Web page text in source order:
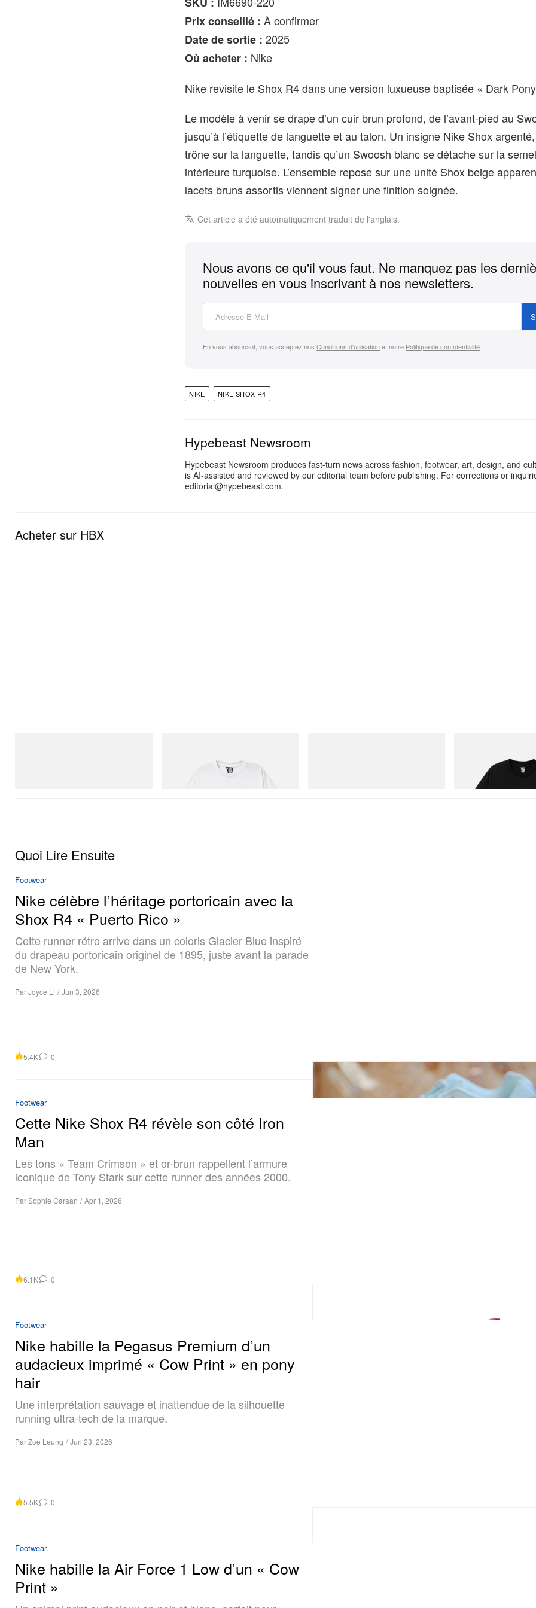
Prix conseillé : À confirmer
Date de sortie : 2025
Où acheter : Nike
Nike revisite le Shox R4 dans une version luxueuse baptisée « Dark
Le modèle à venir se drape d’un cuir brun profond, de l’avant-pied au
jusqu’à l’étiquette de languette et au talon. Un insigne Nike Shox
trône sur la languette, tandis qu’un Swoosh blanc se détache sur la
intérieure turquoise. L’ensemble repose sur une unité Shox beige
lacets bruns assortis viennent signer une finition soignée.
Cet article a été automatiquement traduit de l'anglais.
Nous avons ce qu'il vous faut. Ne manquez pas les
nouvelles en vous inscrivant à nos newsletters.
En vous abonnant, vous acceptez nosConditions d'utilisationet notre Politique de confidentialité
NIKE NIKE SHOX R4
Hypebeast Newsroom
Hypebeast Newsroom produces fast-turn news across fashion, footwear, art, design, and
is AI-assisted and reviewed by our editorial team before publishing. For corrections or
editorial@hypebeast.com.
Acheter sur HBX
Billionaire Boys Club X
Acheter maintenant
Quoi Lire Ensuite
Footwear
Nike célèbre l’héritage portoricain avec la
Shox R4 « Puerto Rico »
Cette runner rétro arrive dans un coloris Glacier Blue inspiré
du drapeau portoricain originel de 1895, juste avant la parade
de New York.
ParJoyce Li / Jun 3, 2026
5.4K 0
Footwear
Cette Nike Shox R4 révèle son côté Iron
Man
Les tons « Team Crimson » et or-brun rappellent l’armure
iconique de Tony Stark sur cette runner des années 2000.
ParSophie Caraan / Apr 1, 2026
6.1K 0
Footwear
Nike habille la Pegasus Premium d’un
audacieux imprimé « Cow Print » en pony
hair
Une interprétation sauvage et inattendue de la silhouette
running ultra-tech de la marque.
ParZoe Leung / Jun 23, 2026
5.5K 0
Footwear
Nike habille la Air Force 1 Low d’un « Cow
Print »